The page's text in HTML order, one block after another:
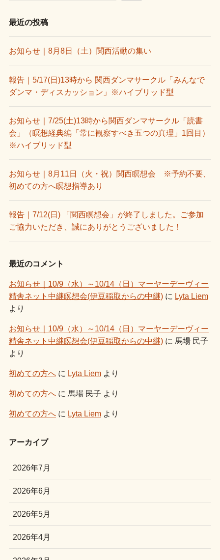
最近の投稿
お知らせ｜8月8日（土）関西活動の集い
報告｜5/17(日)13時から 関西ダンマサークル「みんなで
ダンマ・ディスカッション」※ハイブリッド型
お知らせ｜7/25(土)13時から関西ダンマサークル「読書
会」（瞑想経典編「常に観察すべき五つの真理」1回目）
※ハイブリッド型
お知らせ｜8月11日（火・祝）関西瞑想会 ※予約不要、
初めての方へ瞑想指導あり
報告｜7/12(日) 「関西瞑想会」が終了しました。ご参加
ご協力いただき、誠にありがとうございました！
最近のコメント
お知らせ｜10/9（水）～10/14（日）マーヤーデーヴィー
精舎ネット中継瞑想会(伊豆稲取からの中継)に Lyta Liem
より
お知らせ｜10/9（水）～10/14（日）マーヤーデーヴィー
精舎ネット中継瞑想会(伊豆稲取からの中継)に 馬場 民子
より
初めての方へに Lyta Liemより
初めての方へに 馬場 民子 より
初めての方へに Lyta Liemより
アーカイブ
2026年7月
2026年6月
2026年5月
2026年4月